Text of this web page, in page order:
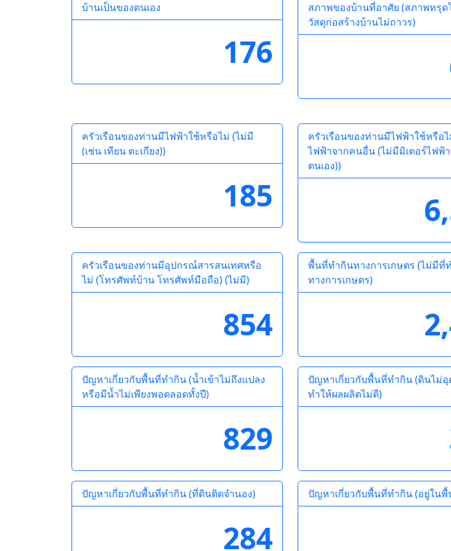
บ้านเป็นของตนเอง
176
สภาพของบ้านที่อาศัย (สภาพทรุด
วัสดุก่อสร้างบ้านไม่ถาวร)
ครัวเรือนของท่านมีไฟฟ้าใช้หรือไม่ (ไม่มี
(เช่น เทียน ตะเกียง))
185
ครัวเรือนของท่านมีไฟฟ้าใช้หรือ
ไฟฟ้าจากคนอื่น (ไม่มีมิเตอร์ไฟฟ้
ตนเอง))
ครัวเรือนของท่านมีอุปกรณ์สารสนเทศหรือ
ไม่ (โทรศัพท์บ้าน โทรศัพท์มือถือ) (ไม่มี)
854
พื้นที่ทำกินทางการเกษตร (ไม่มีที่
ทางการเกษตร)
ปัญหาเกี่ยวกับพื้นที่ทำกิน (น้ำเข้าไม่ถึงแปลง
หรือมีน้ำไม่เพียงพอตลอดทั้งปี)
829
ปัญหาเกี่ยวกับพื้นที่ทำกิน (ดินไม่
ทำให้ผลผลิตไม่ดี)
ปัญหาเกี่ยวกับพื้นที่ทำกิน (ที่ดินติดจำนอง)
284
ปัญหาเกี่ยวกับพื้นที่ทำกิน (อยู่ในพื้